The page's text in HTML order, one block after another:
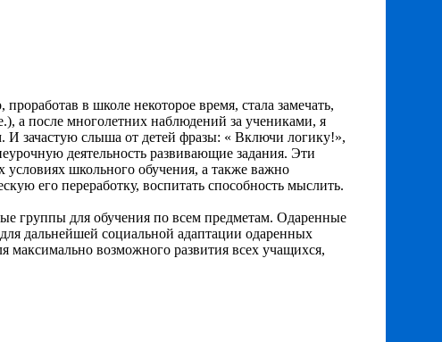
в школе некоторое время, стала замечать,
а после многолетних наблюдений за учениками, я
И зачастую слыша от детей фразы: « Включи логику!»,
деятельность развивающие задания. Эти
условиях школьного обучения, а также важно
его переработку, воспитать способность мыслить.
группы для обучения по всем предметам. Одаренные
дальнейшей социальной адаптации одаренных
максимально возможного развития всех учащихся,